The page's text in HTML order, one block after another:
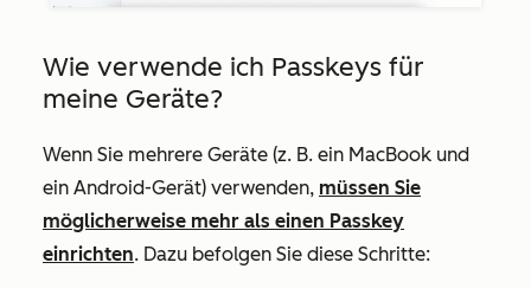
Wie verwende ich Passkeys für
meine Geräte?
Wenn Sie mehrere Geräte (z. B. ein MacBook und
ein Android-Gerät) verwenden, müssen Sie
möglicherweise mehr als einen Passkey
einrichten. Dazu befolgen Sie diese Schritte: